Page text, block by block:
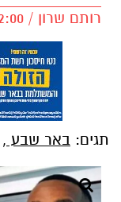
רותם שרון / 12:00 13.11.23
תגים: באר שבע ,